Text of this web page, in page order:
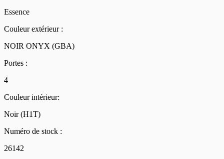
Essence
Couleur extérieur :
NOIR ONYX (GBA)
Portes :
4
Couleur intérieur:
Noir (H1T)
Numéro de stock :
26142